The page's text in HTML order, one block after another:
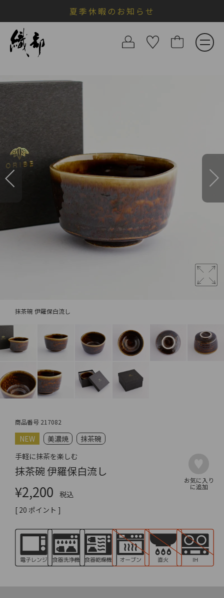
夏季休暇のお知らせ
抹茶碗 伊羅保白流し
商品番号 217082
NEW 美濃焼
抹茶碗
手軽に抹茶を楽しむ
抹茶碗 伊羅保白流し
¥2,200
税込
[ 20 ポイント ]